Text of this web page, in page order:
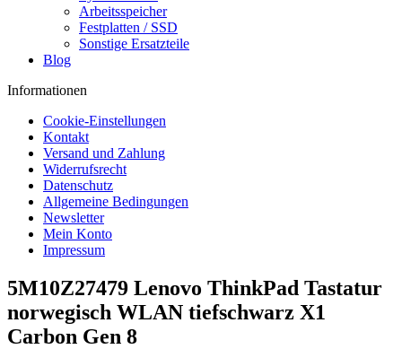
Arbeitsspeicher
Festplatten / SSD
Sonstige Ersatzteile
Blog
Informationen
Cookie-Einstellungen
Kontakt
Versand und Zahlung
Widerrufsrecht
Datenschutz
Allgemeine Bedingungen
Newsletter
Mein Konto
Impressum
5M10Z27479 Lenovo ThinkPad Tastatur
norwegisch WLAN tiefschwarz X1
Carbon Gen 8